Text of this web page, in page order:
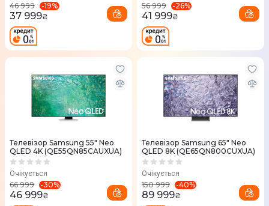
46 999 -19%
37 999₴
56 999 -26%
41 999₴
Телевізор Samsung 55" Neo
QLED 4K (QE55QN85CAUXUA)
Очікується
66 999 -30%
46 999₴
Телевізор Samsung 65" Neo
QLED 8K (QE65QN800CUXUA)
Очікується
150 999 -40%
89 999₴